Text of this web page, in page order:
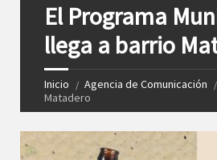
El Programa
llega a barrio
Inicio Agencia de Comunicación
Matadero